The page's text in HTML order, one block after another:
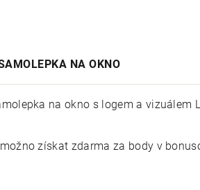
NA OKNO
na okno s logem a vizuálem
získat zdarma za body v